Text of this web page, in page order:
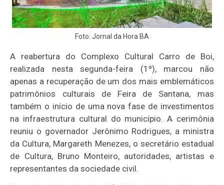
Foto: Jornal da Hora BA
A reabertura do Complexo Cultural Carro de Boi,
realizada nesta segunda-feira (1º), marcou não
apenas a recuperação de um dos mais emblemáticos
patrimônios culturais de Feira de Santana, mas
também o início de uma nova fase de investimentos
na infraestrutura cultural do município. A cerimônia
reuniu o governador Jerônimo Rodrigues, a ministra
da Cultura, Margareth Menezes, o secretário estadual
de Cultura, Bruno Monteiro, autoridades, artistas e
representantes da sociedade civil.